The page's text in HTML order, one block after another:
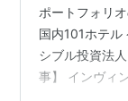
ポートフォリ
国内101ホテル
シブル投資法
事】 インヴィ